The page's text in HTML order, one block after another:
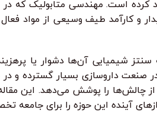
کرده است. مهندسی متابولیک که
سنتز شیمیایی آن‌ها دشوار یا
صنعت داروسازی بسیار گسترده و
چالش‌ها را پوشش می‌دهد. این
آینده این حوزه را برای جامعه